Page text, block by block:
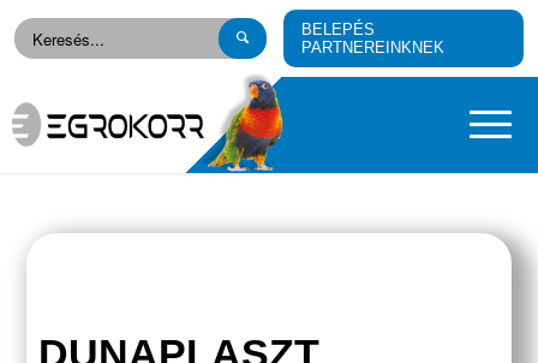
BELEPÉS
PARTNEREINKNEK
DUNAPLASZT